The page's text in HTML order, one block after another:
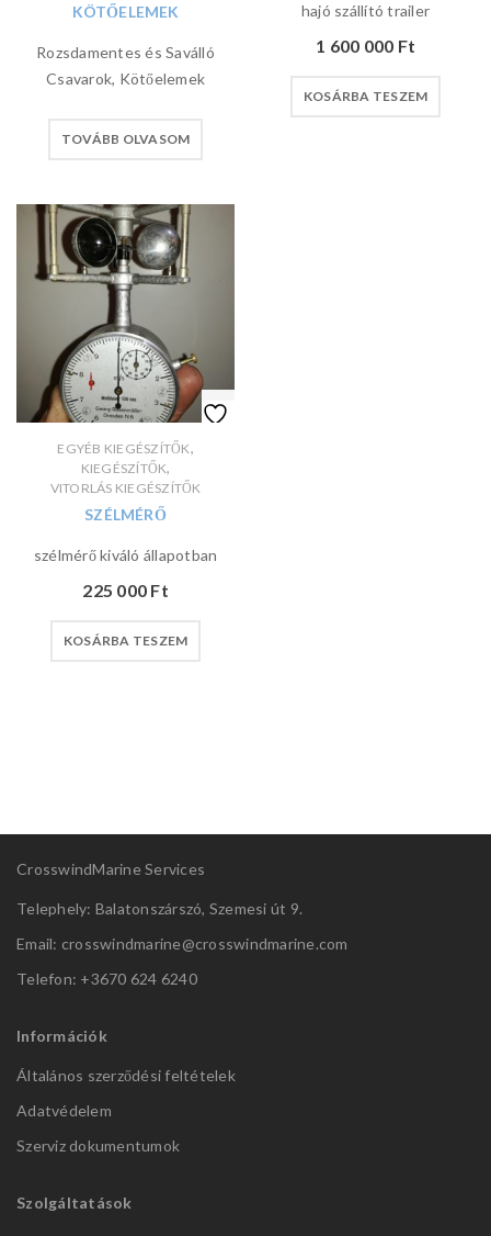
KÖTŐELEMEK
Rozsdamentes és Saválló
Csavarok, Kötőelemek
TOVÁBB OLVASOM
hajó szállító trailer
1 600 000 Ft
KOSÁRBA TESZEM
EGYÉB KIEGÉSZÍTŐK,
KIEGÉSZÍTŐK,
VITORLÁS KIEGÉSZÍTŐK
SZÉLMÉRŐ
szélmérő kiváló állapotban
225 000 Ft
KOSÁRBA TESZEM
CrosswindMarine Services
Telephely: Balatonszárszó, Szemesi út 9.
Email: crosswindmarine@crosswindmarine.com
Telefon: +3670 624 6240
Információk
Általános szerződési feltételek
Adatvédelem
Szerviz dokumentumok
Szolgáltatások